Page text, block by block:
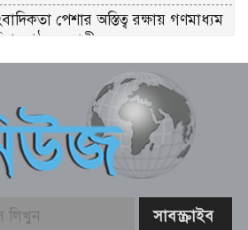
পেশার অস্তিত্ব রক্ষায় গণমাধ্যম
গঠনের দাবী
কোর্টে ২৬৫ আইন কর্মকর্তা নিয়োগ:
না থাকায় প্রতিক্রিয়া
বছর ধরে নেই খোঁজ!